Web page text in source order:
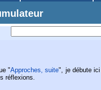
"Approches, suite", je débute ici
réflexions.